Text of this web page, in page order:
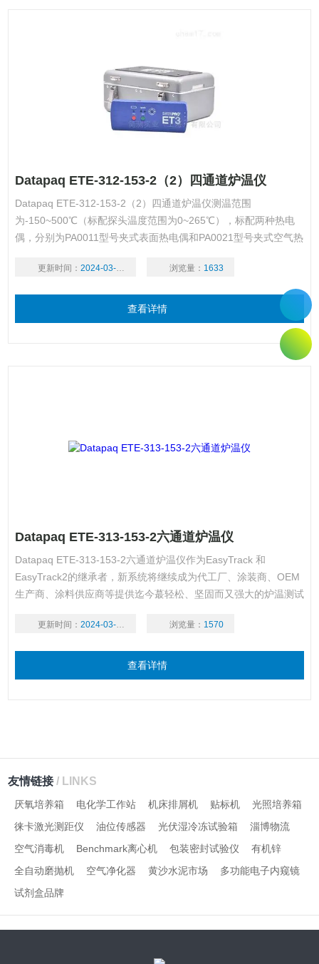
Datapaq ETE-312-153-2（2）四通道炉温仪
Datapaq ETE-312-153-2（2）四通道炉温仪测温范围
为-150~500℃（标配探头温度范围为0~265℃），标配两种热电
偶，分别为PA0011型号夹式表面热电偶和PA0021型号夹式空气热
更新时间： 2024-03-18 浏览量： 1633
查看详情
Datapaq ETE-313-153-2六通道炉温仪
Datapaq ETE-313-153-2六通道炉温仪作为EasyTrack 和
EasyTrack2的继承者，新系统将继续成为代工厂、涂装商、OEM
生产商、涂料供应商等提供迄今蕞轻松、坚固而又强大的炉温测试
更新时间： 2024-03-18 浏览量： 1570
查看详情
友情链接/ LINKS
厌氧培养箱 电化学工作站 机床排屑机 贴标机
光照培养箱
徕卡激光测距仪
油位传感器 光伏湿冷冻试验箱
淄博物流
空气消毒机
Benchmark离心机 包装密封试验仪
有机锌
全自动磨抛机
空气净化器 黄沙水泥市场
多功能电子内窥镜
试剂盒品牌